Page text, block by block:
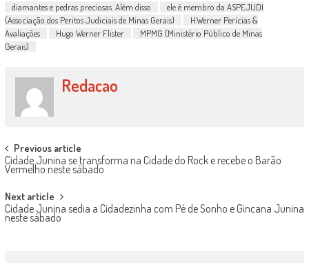
diamantes e pedras preciosas. Além disso
ele é membro da ASPEJUDI
(Associação dos Peritos Judiciais de Minas Gerais)
H.Werner Perícias &
Avaliações
Hugo Werner Flister
MPMG (Ministério Público de Minas
Gerais)
Redacao
Post navigation
Previous article
Cidade Junina se transforma na Cidade do Rock e recebe o Barão
Vermelho neste sábado
Next article
Cidade Junina sedia a Cidadezinha com Pé de Sonho e Gincana Junina
neste sábado